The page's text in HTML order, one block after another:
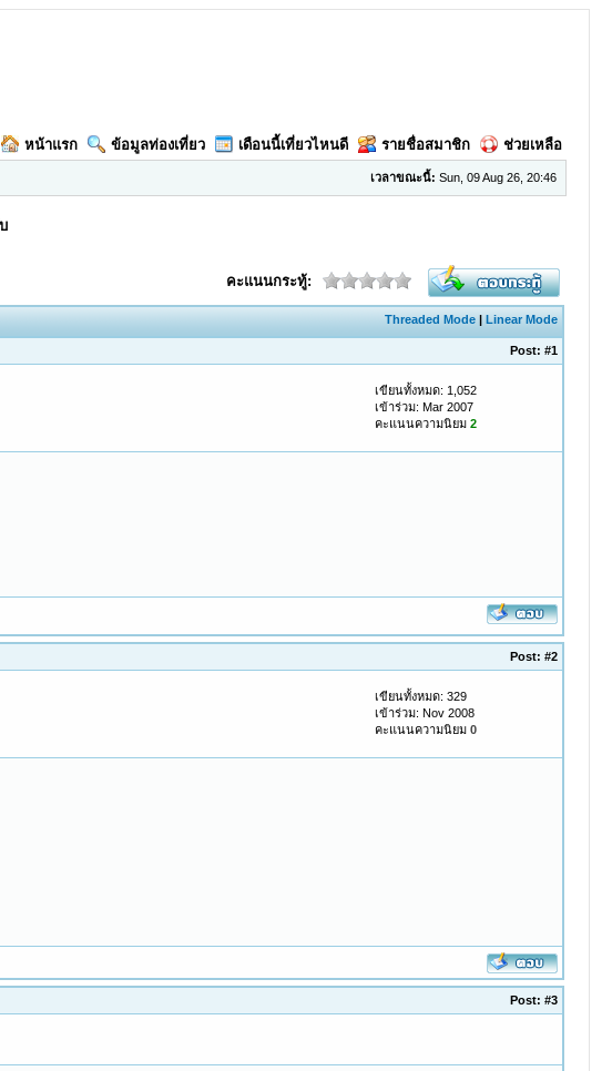
หน้าแรก ข้อมูลท่องเที่ยว เดือนนี้เที่ยวไหนดี รายชื่อสมาชิก ช่วยเหลือ
เวลาขณะนี้: Sun, 09 Aug 26, 20:46
คะแนนกระทู้:
Threaded Mode |Linear Mode
Post:#1
เขียนทั้งหมด: 1,052
เข้าร่วม: Mar 2007
คะแนนความนิยม2
Post:#2
เขียนทั้งหมด: 329
เข้าร่วม: Nov 2008
คะแนนความนิยม0
Post:#3